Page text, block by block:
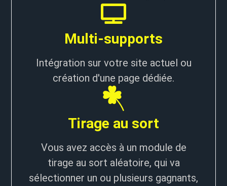
Multi-supports
Intégration sur votre site actuel ou
création d'une page dédiée.
Tirage au sort
Vous avez accès à un module de
tirage au sort aléatoire, qui va
sélectionner un ou plusieurs gagnants,